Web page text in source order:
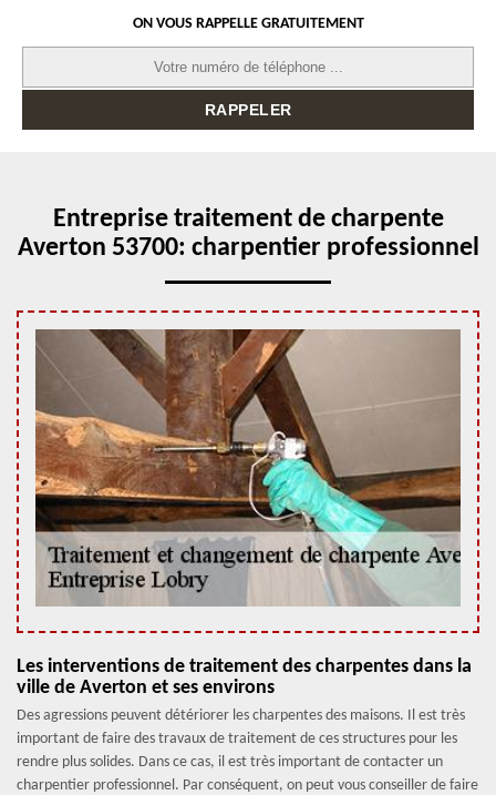
ON VOUS RAPPELLE GRATUITEMENT
Entreprise traitement de charpente
Averton 53700: charpentier professionnel
Les interventions de traitement des charpentes dans la
ville de Averton et ses environs
Des agressions peuvent détériorer les charpentes des maisons. Il est très
important de faire des travaux de traitement de ces structures pour les
rendre plus solides. Dans ce cas, il est très important de contacter un
charpentier professionnel. Par conséquent, on peut vous conseiller de faire